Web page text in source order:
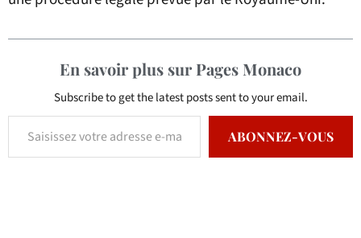
En savoir plus sur Pages Monaco
Subscribe to get the latest posts sent to your email.
ABONNEZ-VOUS